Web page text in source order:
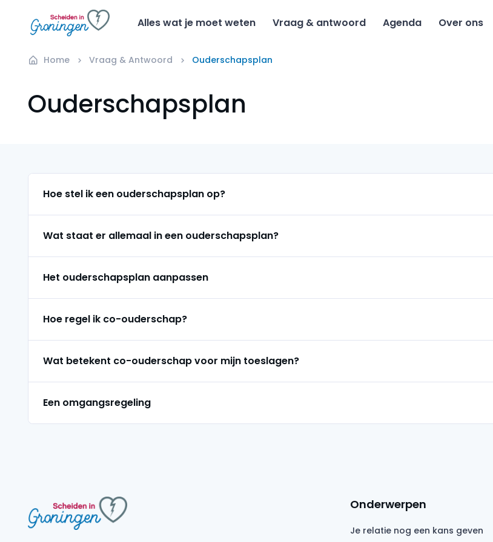
Alles wat je moet weten Vraag & antwoord Agenda Over ons
Home Vraag & Antwoord Ouderschapsplan
Ouderschapsplan
Hoe stel ik een ouderschapsplan op?
Wat staat er allemaal in een ouderschapsplan?
Het ouderschapsplan aanpassen
Hoe regel ik co-ouderschap?
Wat betekent co-ouderschap voor mijn toeslagen?
Een omgangsregeling
Onderwerpen
Je relatie nog een kans geven